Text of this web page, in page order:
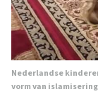
Nederlandse
vorm van